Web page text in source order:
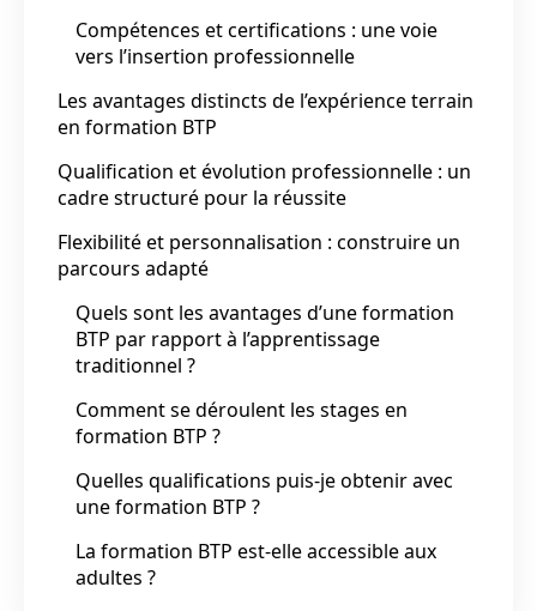
Compétences et certifications : une voie
vers l’insertion professionnelle
Les avantages distincts de l’expérience terrain
en formation BTP
Qualification et évolution professionnelle : un
cadre structuré pour la réussite
Flexibilité et personnalisation : construire un
parcours adapté
Quels sont les avantages d’une formation
BTP par rapport à l’apprentissage
traditionnel ?
Comment se déroulent les stages en
formation BTP ?
Quelles qualifications puis-je obtenir avec
une formation BTP ?
La formation BTP est-elle accessible aux
adultes ?